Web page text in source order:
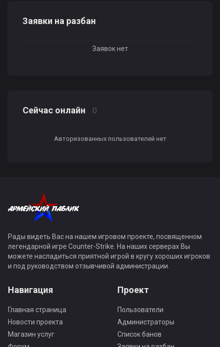
Заявки на разбан
Заявок нет
Сейчас онлайн 0
Авторизованных пользователей нет
Рады видеть Вас на нашем игровом проекте, посвященном
легендарной игре Counter-Strike. На наших серверах Вы
можете насладиться приятной игрой в кругу хороших игроков
и под руководством отзывчивой администрации.
Навигация
Главная страница
Новости проекта
Магазин услуг
Проект
Пользователи
Администраторы
Список банов